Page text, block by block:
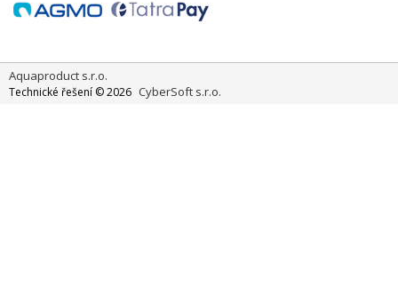
Aquaproduct s.r.o.
Technické řešení © 2026 CyberSoft s.r.o.